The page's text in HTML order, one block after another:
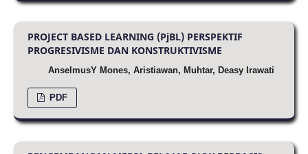
PROJECT BASED LEARNING (PjBL) PERSPEKTIF
PROGRESIVISME DAN KONSTRUKTIVISME
AnselmusY Mones, Aristiawan, Muhtar, Deasy Irawati
PDF